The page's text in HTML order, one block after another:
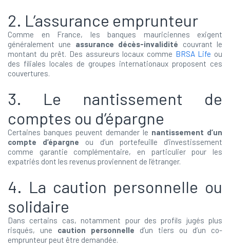
2. L’assurance emprunteur
Comme en France, les banques mauriciennes exigent
généralement une assurance décès-invalidité couvrant le
montant du prêt. Des assureurs locaux comme BRSA Life ou
des filiales locales de groupes internationaux proposent ces
couvertures.
3. Le nantissement de
comptes ou d’épargne
Certaines banques peuvent demander le nantissement d’un
compte d’épargne ou d’un portefeuille d’investissement
comme garantie complémentaire, en particulier pour les
expatriés dont les revenus proviennent de l’étranger.
4. La caution personnelle ou
solidaire
Dans certains cas, notamment pour des profils jugés plus
risqués, une caution personnelle d’un tiers ou d’un co-
emprunteur peut être demandée.